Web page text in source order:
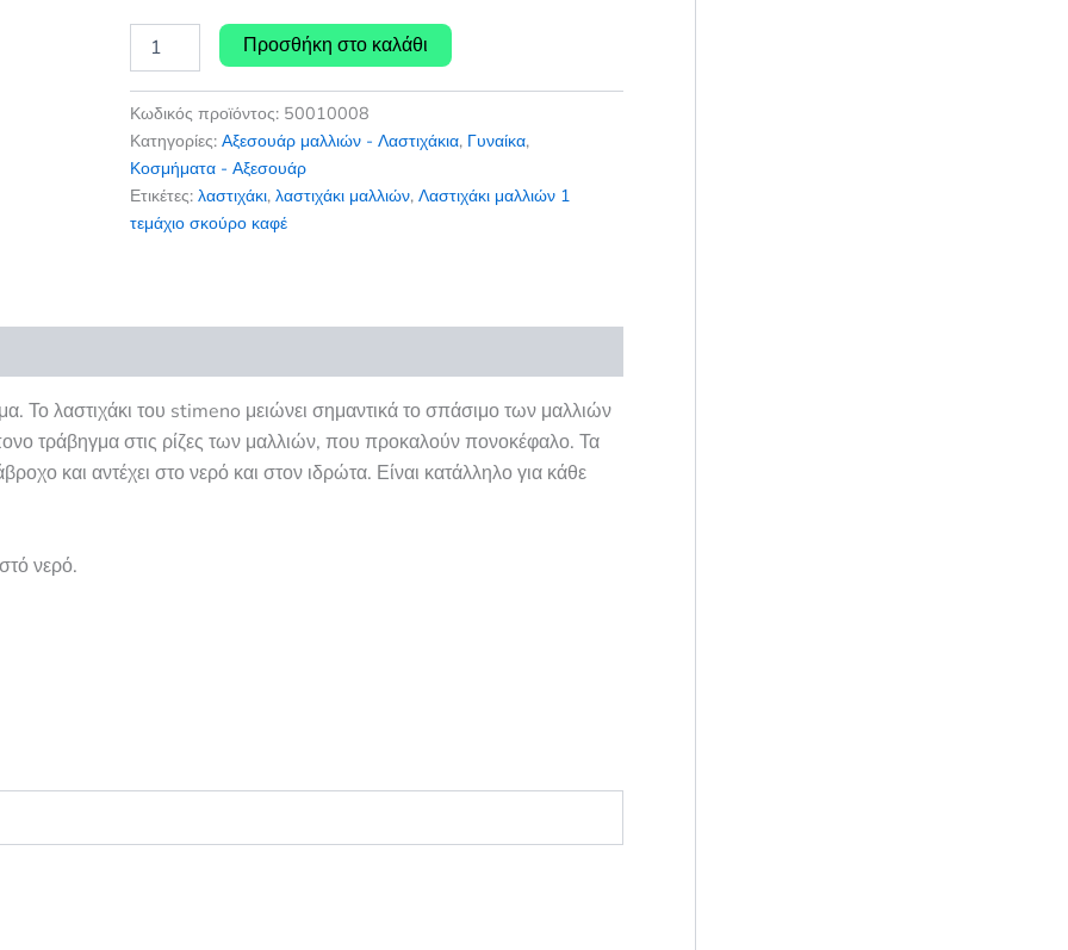
was:
0,56 €.
τιμή
είναι:
0,39 €.
μαλλιών
τεμάχιο
καφέ
ποσότητα
Προσθήκη στο καλάθι
Κωδικός προϊόντος: 50010008
Κατηγορίες:Αξεσουάρ μαλλιών - Λαστιχάκια, Γυναίκα,
Κοσμήματα - Αξεσουάρ
Ετικέτες:λαστιχάκι,λαστιχάκι μαλλιών,Λαστιχάκι μαλλιών 1
τεμάχιο σκούρο καφέ
Το λαστιχάκι του stimeno μειώνει σημαντικά το σπάσιμο των μαλλιών
τράβηγμα στις ρίζες των μαλλιών, που προκαλούν πονοκέφαλο. Τα
και αντέχει στο νερό και στον ιδρώτα. Είναι κατάλληλο για κάθε
νερό.